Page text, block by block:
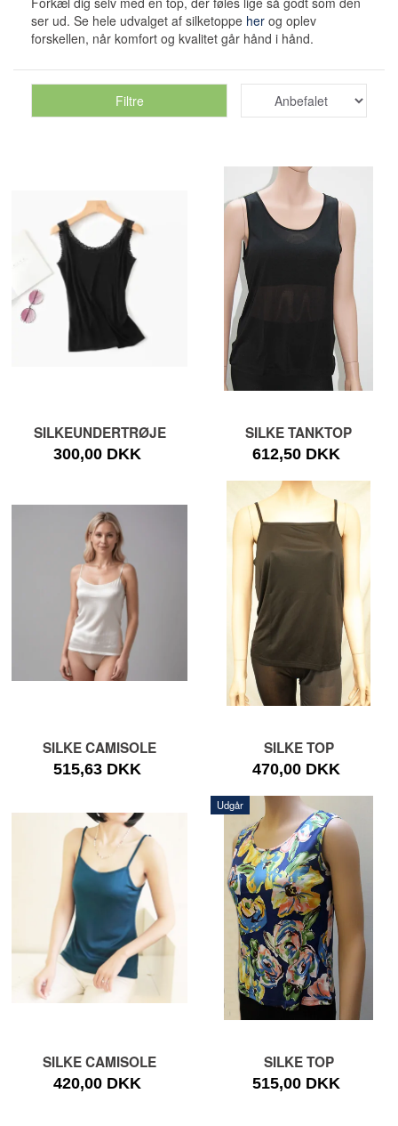
ser ud. Se hele udvalget af silketoppe her og oplev
forskellen, når komfort og kvalitet går hånd i hånd.
Filtre
SILKEUNDERTRØJE
300,00 DKK
SILKE TANKTOP
612,50 DKK
SILKE CAMISOLE
515,63 DKK
SILKE TOP
470,00 DKK
SILKE CAMISOLE
420,00 DKK
Udgår
SILKE TOP
515,00 DKK